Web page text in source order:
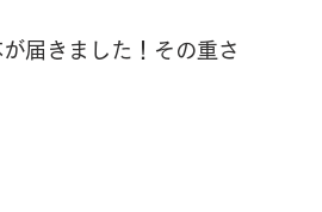
届きました！その重さ